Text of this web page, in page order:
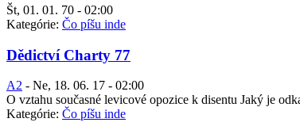
Št, 01. 01. 70 - 02:00
Kategórie: Čo píšu inde
Dědictví Charty 77
A2 - Ne, 18. 06. 17 - 02:00
O vztahu současné levicové opozice k disentu Jaký je
Kategórie: Čo píšu inde